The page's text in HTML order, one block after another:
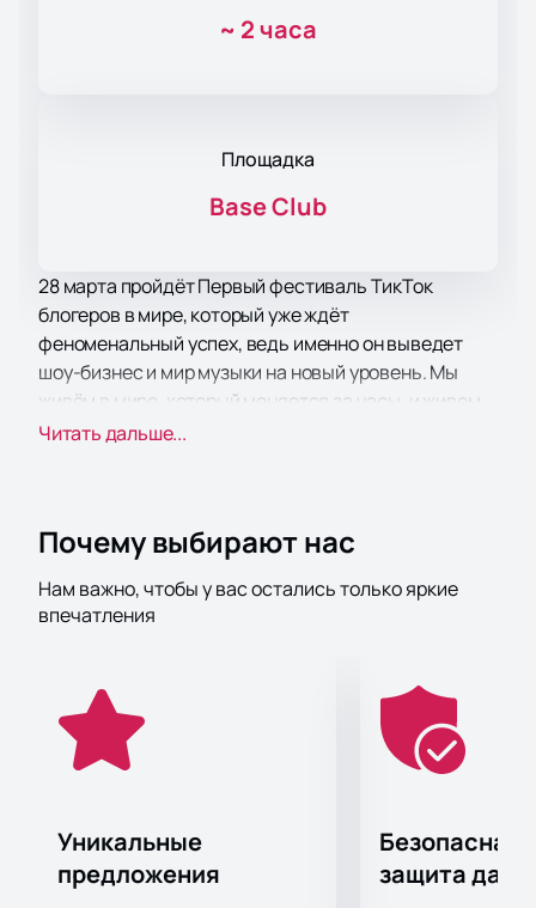
~ 2 часа
Площадка
Base Club
28 марта пройдёт Первый фестиваль ТикТок
блогеров в мире, который уже ждёт
феноменальный успех, ведь именно он выведет
шоу-бизнес и мир музыки на новый уровень. Мы
живём в мире, который меняется за часы, и живем
минутами, за которые сами меняем мир.
жарких и жгучих событий. Мы приоткроем завесу
ощущения, которые позволят находиться в
эпицентре этих событий. Концертная программа
известных средств массовой информации.
Читать дальше...
Почему выбирают нас
Нам важно, чтобы у вас остались только яркие
впечатления
Уникальные
предложения
Безопасная
защита